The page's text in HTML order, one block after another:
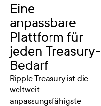
Eine
anpassbare
Plattform für
jeden Treasury-
Bedarf
Ripple Treasury ist die
weltweit
anpassungsfähigste